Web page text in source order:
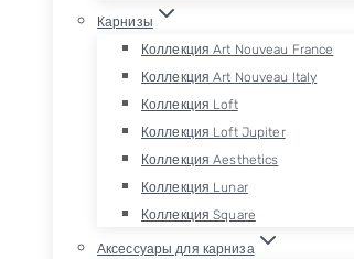
Карнизы
Коллекция Art Nouveau France
Коллекция Art Nouveau Italy
Коллекция Loft
Коллекция Loft Jupiter
Коллекция Aesthetics
Коллекция Lunar
Коллекция Square
Аксессуары для карниза